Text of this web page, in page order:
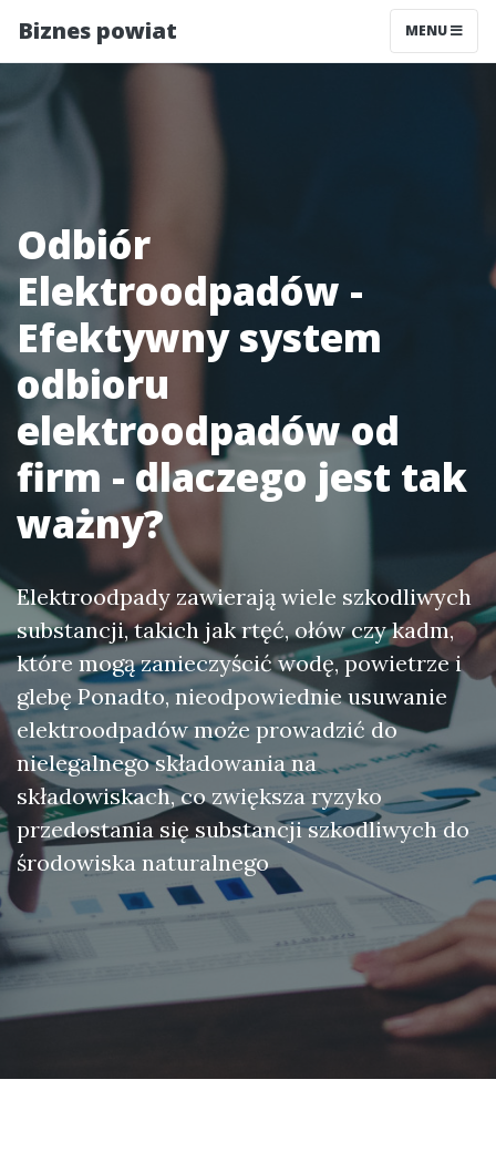
Biznes powiat MENU
Odbiór
Elektroodpadów -
Efektywny system
odbioru
elektroodpadów od
firm - dlaczego jest tak
ważny?
Elektroodpady zawierają wiele szkodliwych
substancji, takich jak rtęć, ołów czy kadm,
które mogą zanieczyścić wodę, powietrze i
glebę Ponadto, nieodpowiednie usuwanie
elektroodpadów może prowadzić do
nielegalnego składowania na
składowiskach, co zwiększa ryzyko
przedostania się substancji szkodliwych do
środowiska naturalnego